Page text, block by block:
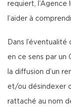
requiert,
l’aider à
Dans
en ce sens par un
la diffusion d’un
et/ou désindexer
rattaché au nom